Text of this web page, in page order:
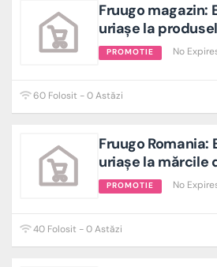
Fruugo magazin:
uriașe la
PROMOTIE No
60 Folosit - 0 Astăzi
Fruugo Romania:
uriașe la mărcile
PROMOTIE No
40 Folosit - 0 Astăzi